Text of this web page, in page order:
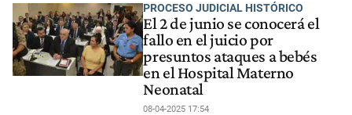
PROCESO JUDICIAL HISTÓRICO
El 2 de junio se conocerá el
fallo en el juicio por
presuntos ataques a bebés
en el Hospital Materno
Neonatal
08-04-2025 17:54